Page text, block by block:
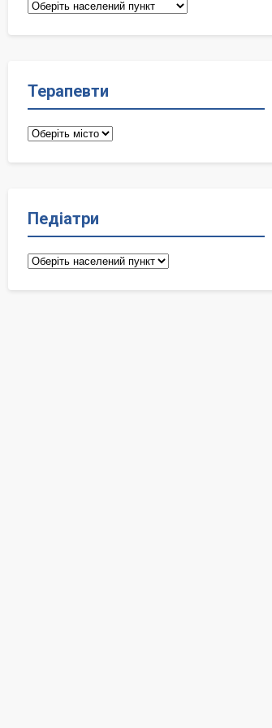
Сімейні
Терапевти
Терапевти
Педіатри
Педіатри